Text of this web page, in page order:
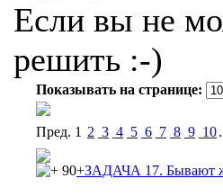
Если вы не
решить :-)
Показывать на странице:
Пред. 1 2 3 4 5 6 7 8 9 10
90+ЗАДАЧА 17. Бывают